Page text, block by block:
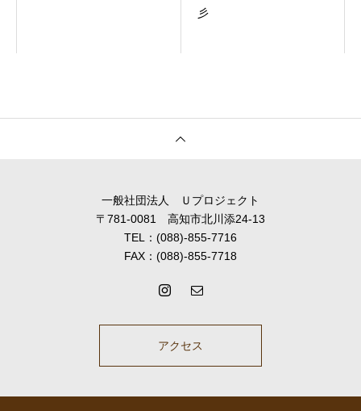
彡
一般社団法人 Ｕプロジェクト
〒781-0081 高知市北川添24-13
TEL：(088)-855-7716
FAX：(088)-855-7718
アクセス